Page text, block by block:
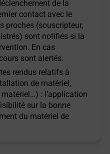
de la
contact avec le
proches (souscripteur,
sont notifiés si la
En cas
sont alertés.
rendus relatifs à
de matériel,
: l’application
sur la bonne
du matériel de